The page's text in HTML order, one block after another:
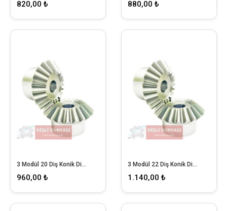
820,00 ₺ 880,00 ₺
3 Modül 20 Diş Konik Dişli
960,00 ₺
3 Modül 22 Diş Konik Dişli
1.140,00 ₺